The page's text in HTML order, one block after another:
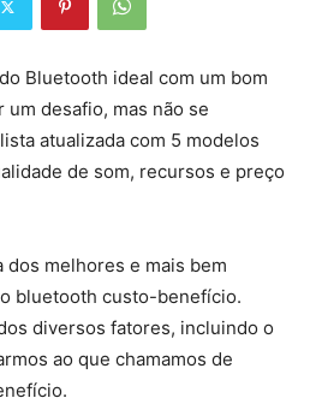
Bluetooth ideal com um bom
desafio, mas não se
atualizada com 5 modelos
de som, recursos e preço
dos melhores e mais bem
bluetooth custo-benefício.
diversos fatores, incluindo o
ao que chamamos de